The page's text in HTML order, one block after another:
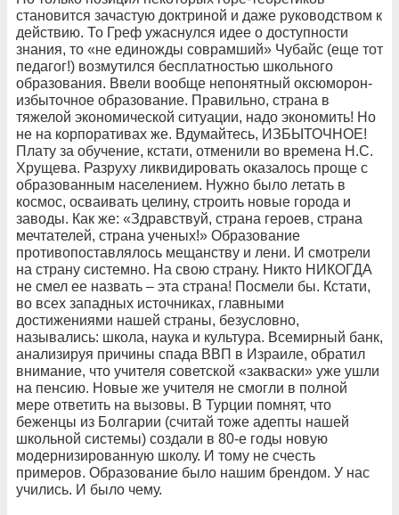
становится зачастую доктриной и даже руководством к
действию. То Греф ужаснулся идее о доступности
знания, то «не единожды соврамший» Чубайс (еще тот
педагог!) возмутился бесплатностью школьного
образования. Ввели вообще непонятный оксюморон-
избыточное образование. Правильно, страна в
тяжелой экономической ситуации, надо экономить! Но
не на корпоративах же. Вдумайтесь, ИЗБЫТОЧНОЕ!
Плату за обучение, кстати, отменили во времена Н.С.
Хрущева. Разруху ликвидировать оказалось проще с
образованным населением. Нужно было летать в
космос, осваивать целину, строить новые города и
заводы. Как же: «Здравствуй, страна героев, страна
мечтателей, страна ученых!» Образование
противопоставлялось мещанству и лени. И смотрели
на страну системно. На свою страну. Никто НИКОГДА
не смел ее назвать – эта страна! Посмели бы. Кстати,
во всех западных источниках, главными
достижениями нашей страны, безусловно,
назывались: школа, наука и культура. Всемирный банк,
анализируя причины спада ВВП в Израиле, обратил
внимание, что учителя советской «закваски» уже ушли
на пенсию. Новые же учителя не смогли в полной
мере ответить на вызовы. В Турции помнят, что
беженцы из Болгарии (считай тоже адепты нашей
школьной системы) создали в 80-е годы новую
модернизированную школу. И тому не счесть
примеров. Образование было нашим брендом. У нас
учились. И было чему.